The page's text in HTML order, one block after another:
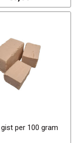
per 100 gram